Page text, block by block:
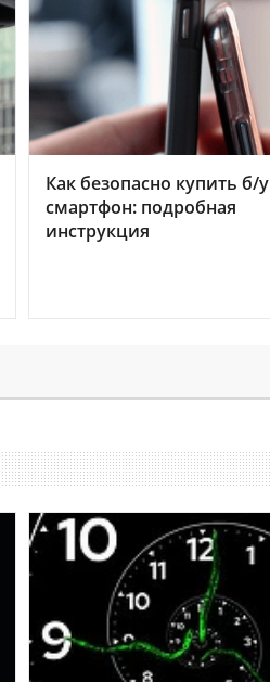
Как безопасно купить б/у
смартфон: подробная
инструкция